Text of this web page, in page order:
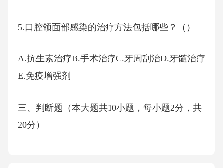
5.口腔颌面部感染的治疗方法包括哪些？（）
A.抗生素治疗B.手术治疗C.牙周刮治D.牙髓治疗
E.免疫增强剂
三、判断题（本大题共10小题，每小题2分，共
20分）